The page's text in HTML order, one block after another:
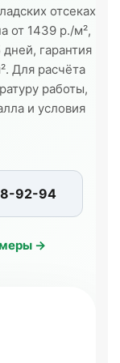
отсеках
от 1439 р./м²,
гарантия
Для расчёта
работы,
и условия
92-94
→